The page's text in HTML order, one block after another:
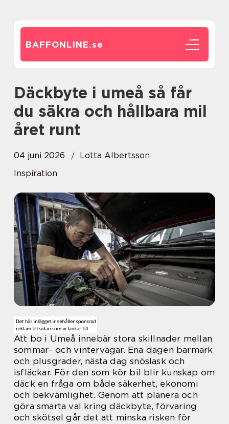
BAFFONLINE.se
Däckbyte i umeå så får
du säkra och hållbara mil
året runt
04 juni 2026
Lotta Albertsson
Inspiration
Att bo i Umeå innebär stora skillnader mellan
sommar- och vintervägar. Ena dagen barmark
och plusgrader, nästa dag snöslask och
isfläckar. För den som kör bil blir kunskap om
däck en fråga om både säkerhet, ekonomi
och bekvämlighet. Genom att planera och
göra smarta val kring däckbyte, förvaring
och skötsel går det att minska risken för